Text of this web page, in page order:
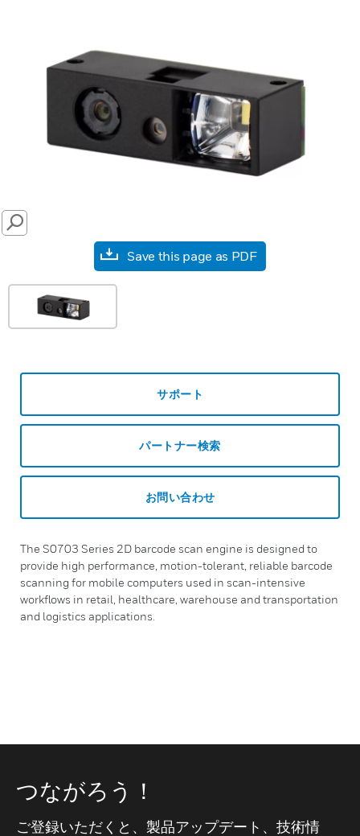
SEARCH
Save this page as PDF
サポート
パートナー検索
お問い合わせ
The S0703 Series 2D barcode scan engine is designed to
provide high performance, motion-tolerant, reliable barcode
scanning for mobile computers used in scan-intensive
workflows in retail, healthcare, warehouse and transportation
and logistics applications.
つながろう！
ご登録いただくと、製品アップデート、技術情